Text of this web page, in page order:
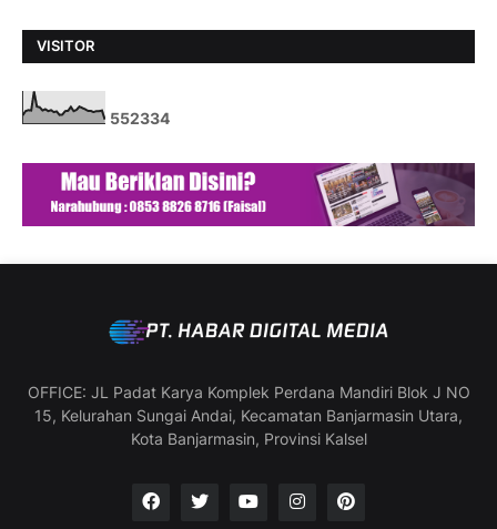
VISITOR
552334
OFFICE: JL Padat Karya Komplek Perdana Mandiri Blok J NO
15, Kelurahan Sungai Andai, Kecamatan Banjarmasin Utara,
Kota Banjarmasin, Provinsi Kalsel